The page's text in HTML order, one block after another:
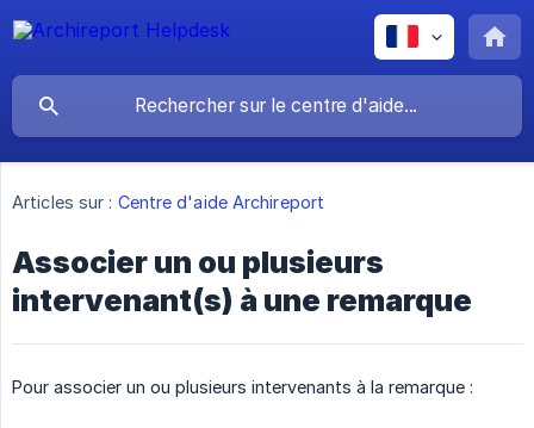
Articles sur : Centre d'aide Archireport
Associer un ou plusieurs
intervenant(s) à une remarque
Pour associer un ou plusieurs intervenants à la remarque :